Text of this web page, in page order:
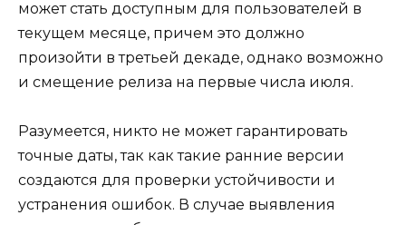
может стать доступным для пользователей в
текущем месяце, причем это должно
произойти в третьей декаде, однако возможно
и смещение релиза на первые числа июля.
Разумеется, никто не может гарантировать
точные даты, так как такие ранние версии
создаются для проверки устойчивости и
устранения ошибок. В случае выявления